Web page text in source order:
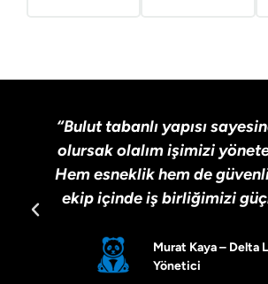
“Bulut tabanlı yapısı
olursak olalım işimizi
Hem esneklik hem de
ekip içinde iş birliğimizi
Murat Kaya – Delta
Yönetici